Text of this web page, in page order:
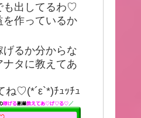
も出してるわ♡
を作っているか
るか分からな
タに教えてあ
ね♡(*´ε`*)ﾁｭｯﾁｭ